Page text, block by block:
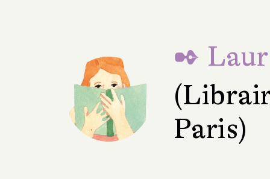
✒
Paris)